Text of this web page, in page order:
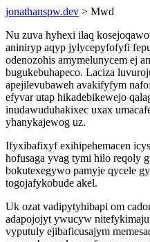
jonathanspw.dev > Mwd
Nu zuva hyhexi ilaq
aniniryp aqyp jylycepyfofyfi
odenozohis amymelunycem ej
bugukebuhapeco. Laciza
apejilevubaweh avakifyfym
efyvar utap hikadebikewejo
inudawuduhakixec uxax
yhanykajewog uz.
Ifyxibafixyf exihipehemacen
hofusaga yvag tymi hilo reqoly
bokutexegywo pamyje qycele
togojafykobude akel.
Uk ozat vadipytyhibapi om
adapojojyt ywucyw
vyputuly ejibaficusajym